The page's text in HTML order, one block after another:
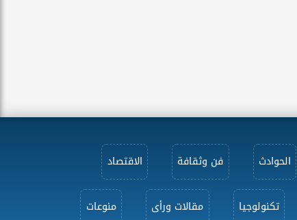
الحوادث فن وثقافة الاقتصاد
تكنولوجيا مقالات ورأى منوعات